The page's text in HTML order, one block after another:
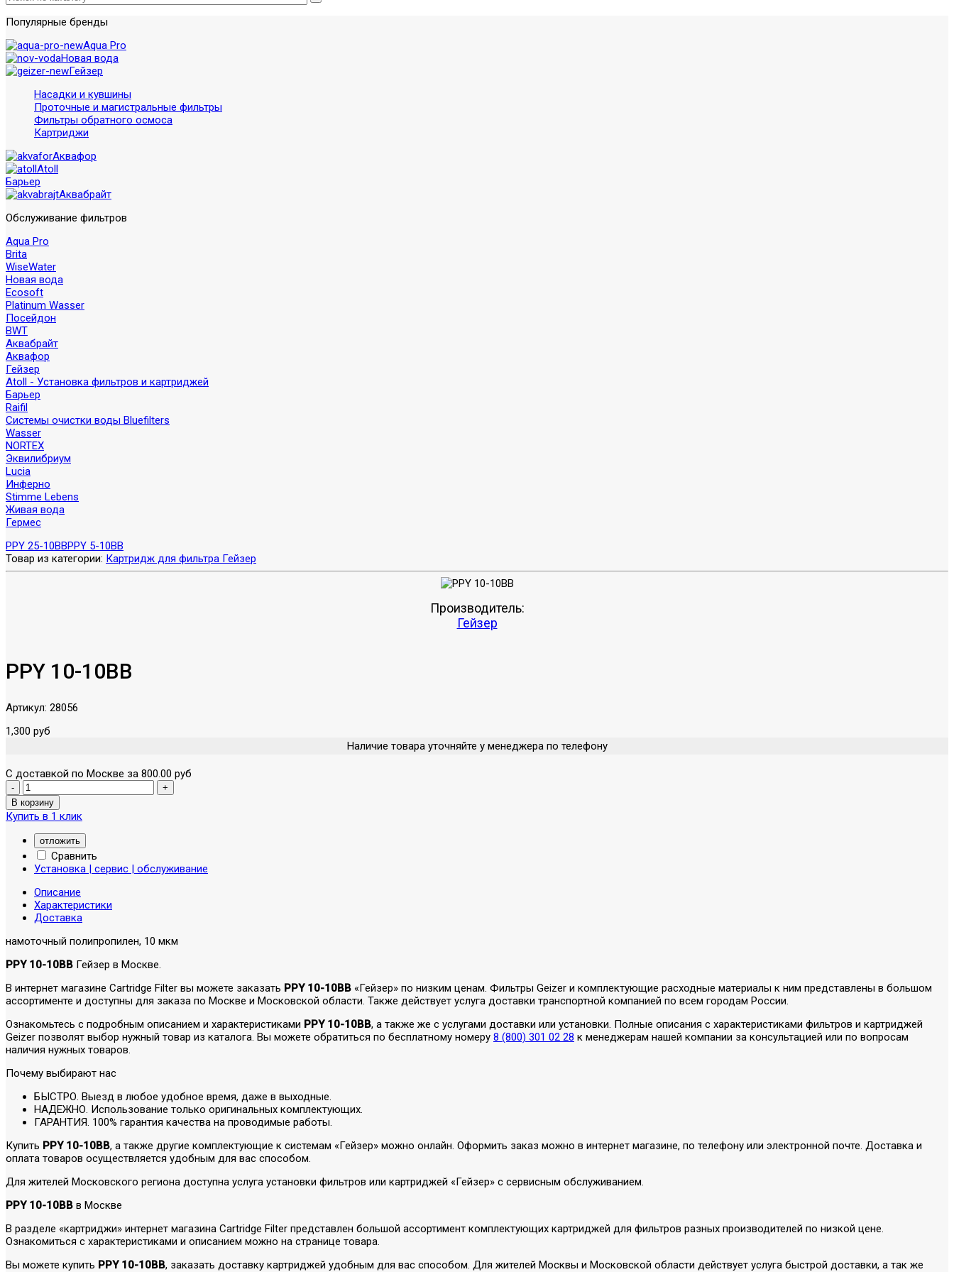
Популярные бренды
Aqua Pro
Новая вода
Гейзер
Насадки и кувшины
Проточные и магистральные фильтры
Фильтры обратного осмоса
Картриджи
Аквафор
Atoll
Барьер
Аквабрайт
Обслуживание фильтров
Aqua Pro
Brita
WiseWater
Новая вода
Ecosoft
Platinum Wasser
Посейдон
BWT
Аквабрайт
Аквафор
Гейзер
Atoll - Установка фильтров и картриджей
Барьер
Raifil
Системы очистки воды Bluefilters
Wasser
NORTEX
Эквилибриум
Lucia
Инферно
Stimme Lebens
Живая вода
Гермес
PPY 25-10BBPPY 5-10BB
Товар из категории: Картридж для фильтра Гейзер
Производитель:
Гейзер
PPY 10-10BB
Артикул: 28056
1,300 руб
Наличие товара уточняйте у менеджера по телефону
С доставкой по Москве за 800.00 руб
Купить в 1 клик
отложить
Сравнить
Установка | сервис | обслуживание
Описание
Характеристики
Доставка
намоточный полипропилен, 10 мкм
PPY 10-10BB Гейзер в Москве.
В интернет магазине Cartridge Filter вы можете заказать PPY 10-10BB «Гейзер» по низким ценам. Фильтры Geizer и комплектующие расходные материалы к ним представлены в большом
ассортименте и доступны для заказа по Москве и Московской области. Также действует услуга доставки транспортной компанией по всем городам России.
Ознакомьтесь с подробным описанием и характеристиками PPY 10-10BB, а также же с услугами доставки или установки. Полные описания с характеристиками фильтров и картриджей
Geizer позволят выбор нужный товар из каталога. Вы можете обратиться по бесплатному номеру 8 (800) 301 02 28 к менеджерам нашей компании за консультацией или по вопросам
наличия нужных товаров.
Почему выбирают нас
БЫСТРО. Выезд в любое удобное время, даже в выходные.
НАДЕЖНО. Использование только оригинальных комплектующих.
ГАРАНТИЯ. 100% гарантия качества на проводимые работы.
Купить PPY 10-10BB, а также другие комплектующие к системам «Гейзер» можно онлайн. Оформить заказ можно в интернет магазине, по телефону или электронной почте. Доставка и
оплата товаров осуществляется удобным для вас способом.
Для жителей Московского региона доступна услуга установки фильтров или картриджей «Гейзер» с сервисным обслуживанием.
PPY 10-10BB в Москве
В разделе «картриджи» интернет магазина Cartridge Filter представлен большой ассортимент комплектующих картриджей для фильтров разных производителей по низкой цене.
Ознакомиться с характеристиками и описанием можно на странице товара.
Вы можете купить PPY 10-10BB, заказать доставку картриджей удобным для вас способом. Для жителей Москвы и Московской области действует услуга быстрой доставки, а так же